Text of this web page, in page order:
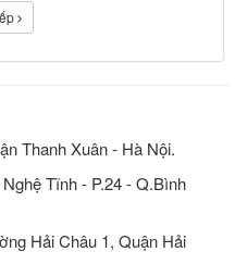
Thanh Xuân - Hà Nội.
Tĩnh - P.24 - Q.Bình
Hải Châu 1, Quận Hải